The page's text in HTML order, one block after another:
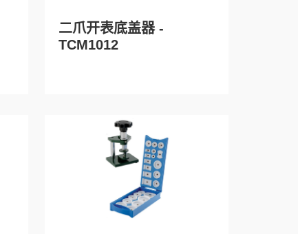
二爪开表底盖器 -
TCM1012